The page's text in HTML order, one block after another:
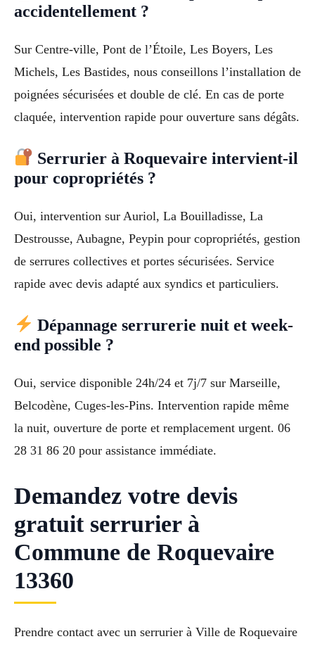
accidentellement ?
Sur Centre-ville, Pont de l’Étoile, Les Boyers, Les
Michels, Les Bastides, nous conseillons l’installation de
poignées sécurisées et double de clé. En cas de porte
claquée, intervention rapide pour ouverture sans dégâts.
Serrurier à Roquevaire intervient-il
pour copropriétés ?
Oui, intervention sur Auriol, La Bouilladisse, La
Destrousse, Aubagne, Peypin pour copropriétés, gestion
de serrures collectives et portes sécurisées. Service
rapide avec devis adapté aux syndics et particuliers.
Dépannage serrurerie nuit et week-
end possible ?
Oui, service disponible 24h/24 et 7j/7 sur Marseille,
Belcodène, Cuges-les-Pins. Intervention rapide même
la nuit, ouverture de porte et remplacement urgent. 06
28 31 86 20 pour assistance immédiate.
Demandez votre devis
gratuit serrurier à
Commune de Roquevaire
13360
Prendre contact avec un serrurier à Ville de Roquevaire